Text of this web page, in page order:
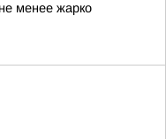
менее жарко